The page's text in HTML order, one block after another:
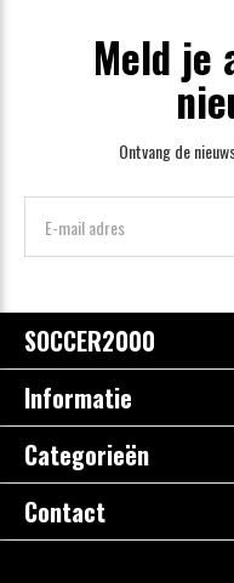
Meld je
Ontvang de
SOCCER2000
Informatie
Categorieën
Contact